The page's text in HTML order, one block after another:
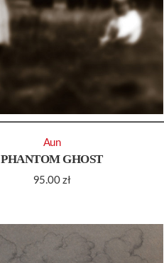
PHANTOM GHOST
95.00zł
Aun